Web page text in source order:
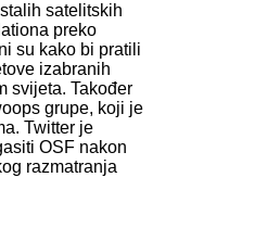
satelitskih
preko
su kako bi pratili
izabranih
svijeta. Također
grupe, koji je
Twitter je
OSF nakon
razmatranja